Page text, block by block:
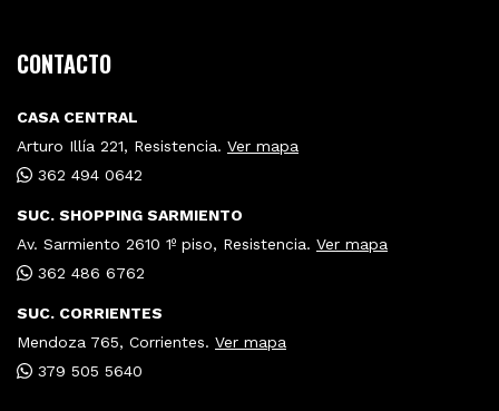
CONTACTO
CASA CENTRAL
Arturo Illía 221, Resistencia. Ver mapa
362 494 0642
SUC. SHOPPING SARMIENTO
Av. Sarmiento 2610 1º piso, Resistencia. Ver mapa
362 486 6762
SUC. CORRIENTES
Mendoza 765, Corrientes. Ver mapa
379 505 5640